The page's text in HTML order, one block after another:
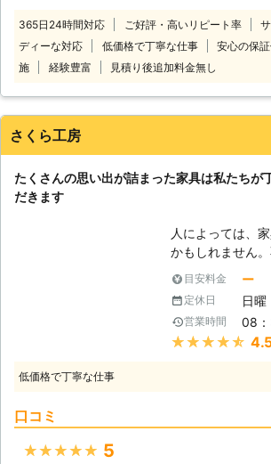
修理をお受けしてお
タンス、ソファ
ル、キャビネッ
なったからと言
お伺いし、壊れ
を修理いたします。 お客様の
具修理110番まで
さい。 家具修理110番は、24時間365
日年中無休で稼
ます。
365日24時間対応 ご好評・高いリピート率
ディーな対応
低価格で丁寧な仕事 安心の保
施
経験豊富 見積り後追加料金無し
さくら工房
たくさんの思い出が詰まった家具は私たちが
だきます
人によっては、
かもしれません
も、すぐに買い
まま不便を感じ
方がほとんどで
かし、本当にそ
か？当社の「さ
目安料金 ー
定休日 日曜
営業時間 08
★★★★★
低価格で丁寧な仕事
口コミ
★★★★★ 5